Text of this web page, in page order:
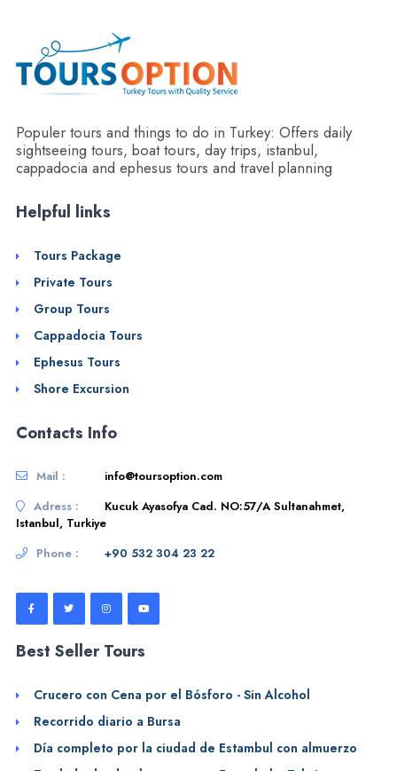
Populer tours and things to do in Turkey: Offers daily
sightseeing tours, boat tours, day trips, istanbul,
cappadocia and ephesus tours and travel planning
Helpful links
Tours Package
Private Tours
Group Tours
Cappadocia Tours
Ephesus Tours
Shore Excursion
Contacts Info
Mail :
info@toursoption.com
Adress :
Kucuk Ayasofya Cad. NO:57/A Sultanahmet,
Istanbul, Turkiye
Phone :
+90 532 304 23 22
Best Seller Tours
Crucero con Cena por el Bósforo - Sin Alcohol
Recorrido diario a Bursa
Día completo por la ciudad de Estambul con almuerzo